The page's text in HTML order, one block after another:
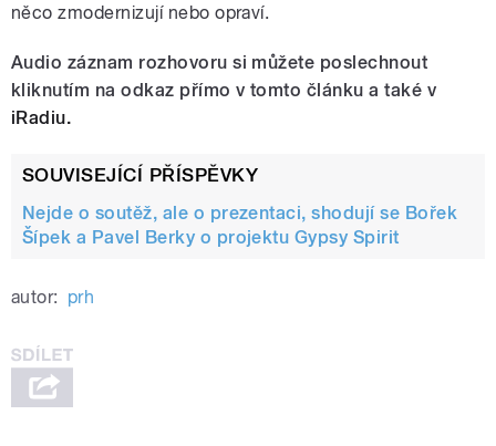
něco zmodernizují nebo opraví.
Audio záznam rozhovoru si můžete poslechnout
kliknutím na odkaz přímo v tomto článku a také v
iRadiu.
SOUVISEJÍCÍ PŘÍSPĚVKY
Nejde o soutěž, ale o prezentaci, shodují se Bořek
Šípek a Pavel Berky o projektu Gypsy Spirit
autor: prh